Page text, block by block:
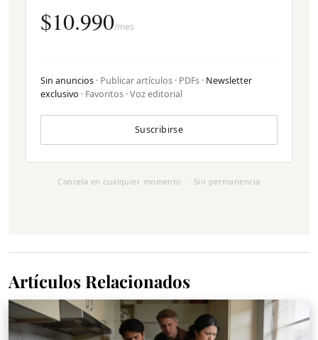
$10.990/mes
Sin anuncios · Publicar artículos · PDFs · Newsletter
exclusivo · Favoritos · Voz editorial
Suscribirse
Cancela en cualquier momento · Sin permanencia
Artículos Relacionados